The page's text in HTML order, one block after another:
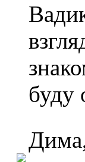
буду
Дима,